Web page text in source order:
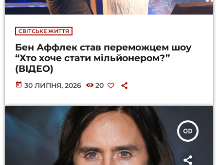
СВІТСЬКЕ ЖИТТЯ
Бен Аффлек став переможцем шоу
“Хто хоче стати мільйонером?”
(ВІДЕО)
today 30 ЛИПНЯ, 2026 20
insert_link